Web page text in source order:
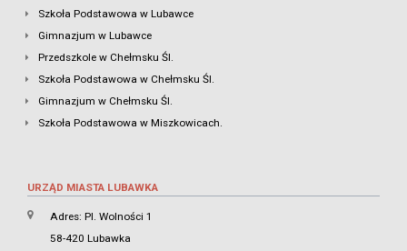
Szkoła Podstawowa w Lubawce
Gimnazjum w Lubawce
Przedszkole w Chełmsku Śl.
Szkoła Podstawowa w Chełmsku Śl.
Gimnazjum w Chełmsku Śl.
Szkoła Podstawowa w Miszkowicach.
URZĄD MIASTA LUBAWKA
Adres: Pl. Wolności 1
58-420 Lubawka